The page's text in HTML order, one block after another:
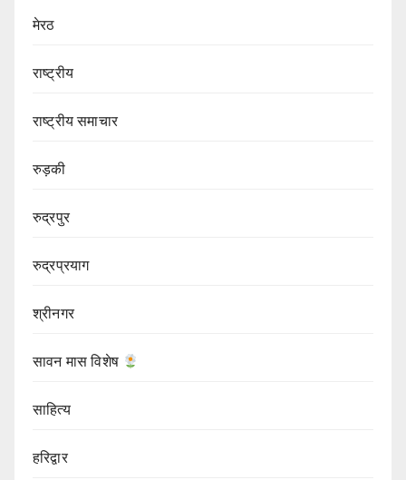
मेरठ
राष्ट्रीय
राष्ट्रीय समाचार
रुड़की
रुद्रपुर
रुद्रप्रयाग
श्रीनगर
सावन मास विशेष
साहित्य
हरिद्वार